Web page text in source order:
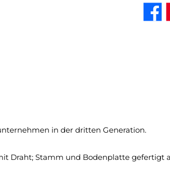
in der dritten Generation.
Draht; Stamm und Bodenplatte gefertigt